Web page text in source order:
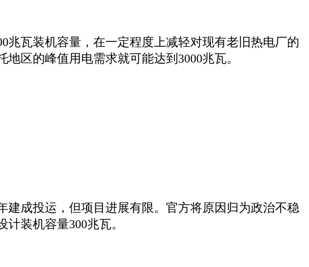
兆瓦装机容量，在一定程度上减轻对现有老旧热电厂的
区的峰值用电需求就可能达到3000兆瓦。
建成投运，但项目进展有限。官方将原因归为政治不稳
装机容量300兆瓦。